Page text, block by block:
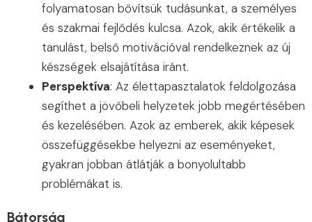
folyamatosan bővítsük tudásunkat, a személyes
és szakmai fejlődés kulcsa. Azok, akik értékelik a
tanulást, belső motivációval rendelkeznek az új
készségek elsajátítása iránt.
Perspektíva: Az élettapasztalatok feldolgozása
segíthet a jövőbeli helyzetek jobb megértésében
és kezelésében. Azok az emberek, akik képesek
összefüggésekbe helyezni az eseményeket,
gyakran jobban átlátják a bonyolultabb
problémákat is.
Bátorság